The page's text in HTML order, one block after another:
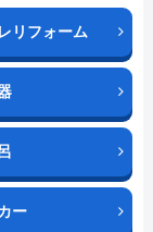
リフォーム
ー